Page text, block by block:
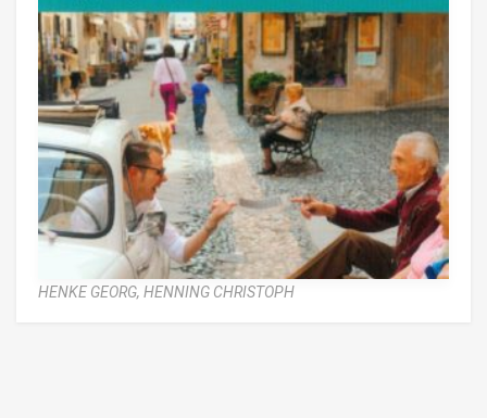
HENKE GEORG, HENNING CHRISTOPH